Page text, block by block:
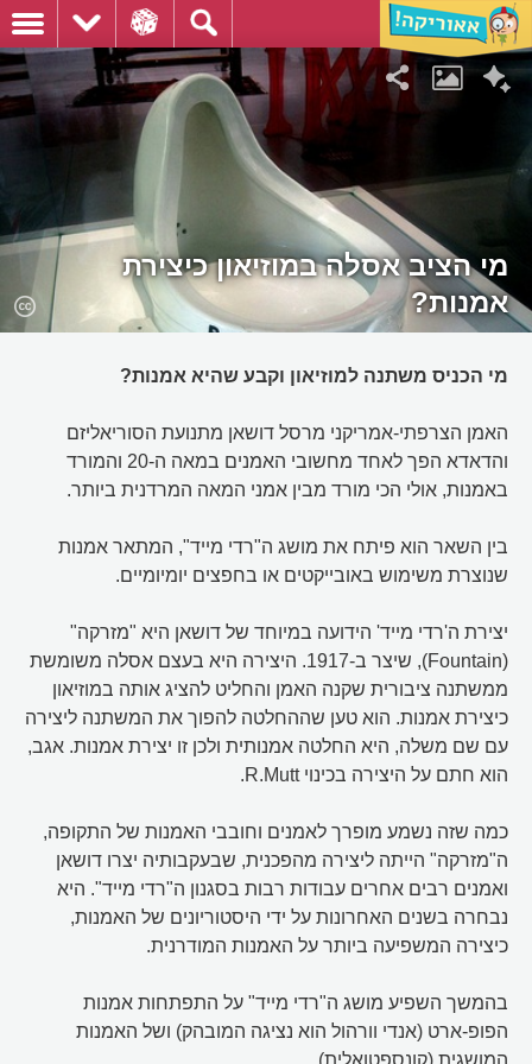
מי הציב אסלה במוזיאון כיצירת
אמנות?
מי הכניס משתנה למוזיאון וקבע שהיא אמנות?
האמן הצרפתי-אמריקני מרסל דושאן מתנועת הסוריאליזם
והדאדא הפך לאחד מחשובי האמנים במאה ה-20 והמורד
באמנות, אולי הכי מורד מבין אמני המאה המרדנית ביותר.
בין השאר הוא פיתח את מושג ה"רדי מייד", המתאר אמנות
שנוצרת משימוש באובייקטים או בחפצים יומיומיים.
יצירת ה'רדי מייד' הידועה במיוחד של דושאן היא "מזרקה"
(Fountain), שיצר ב-1917. היצירה היא בעצם אסלה משומשת
ממשתנה ציבורית שקנה האמן והחליט להציג אותה במוזיאון
כיצירת אמנות. הוא טען שההחלטה להפוך את המשתנה ליצירה
עם שם משלה, היא החלטה אמנותית ולכן זו יצירת אמנות. אגב,
הוא חתם על היצירה בכינוי R.Mutt.
כמה שזה נשמע מופרך לאמנים וחובבי האמנות של התקופה,
ה"מזרקה" הייתה ליצירה מהפכנית, שבעקבותיה יצרו דושאן
ואמנים רבים אחרים עבודות רבות בסגנון ה"רדי מייד". היא
נבחרה בשנים האחרונות על ידי היסטוריונים של האמנות,
כיצירה המשפיעה ביותר על האמנות המודרנית.
בהמשך השפיע מושג ה"רדי מייד" על התפתחות אמנות
הפופ-ארט (אנדי וורהול הוא נציגה המובהק) ושל האמנות
המושגית (קונספטואלית).